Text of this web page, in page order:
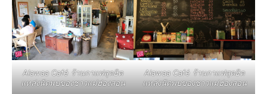
Alawaa Café ร้านกาแฟสุดฮิต
แหล่งนัดพบของชาวแม่ฮ่องสอน
Alawaa Café ร้านกาแฟสุดฮิต
แหล่งนัดพบของชาวแม่ฮ่องสอน